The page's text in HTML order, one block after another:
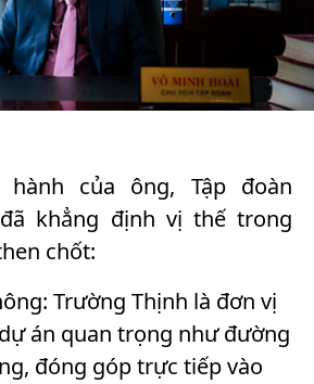
của ông, Tập đoàn
khẳng định vị thế trong
chốt:
Trường Thịnh là đơn vị
án quan trọng như đường
đóng góp trực tiếp vào